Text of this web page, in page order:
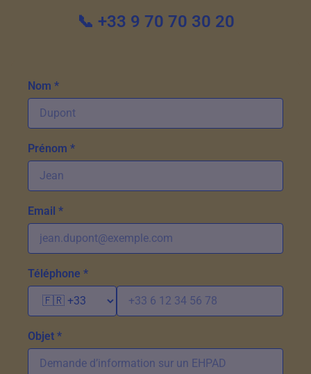
📞 +33 9 70 70 30 20
Nom *
Prénom *
Email *
Téléphone *
Objet *